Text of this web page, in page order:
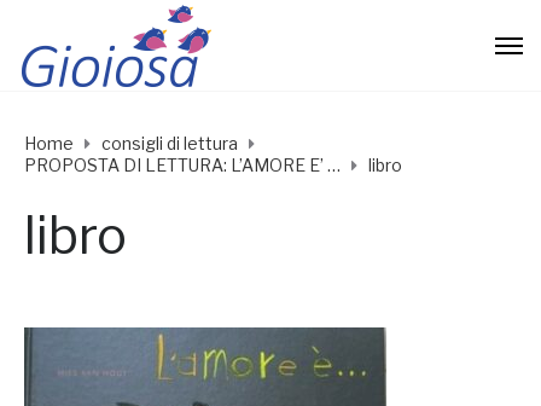
Home
consigli di lettura
PROPOSTA DI LETTURA: L’AMORE E’ …
libro
libro